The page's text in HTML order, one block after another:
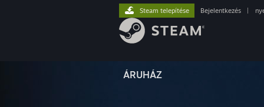
ÁRUHÁZ
Steam telepítése Bejelentkezés